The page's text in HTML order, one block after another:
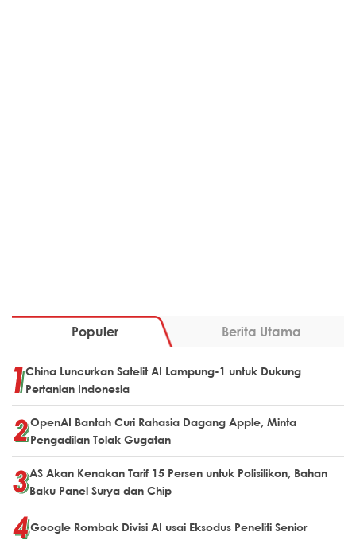
Populer Berita Utama
China Luncurkan Satelit AI Lampung-1 untuk Dukung
Pertanian Indonesia
OpenAI Bantah Curi Rahasia Dagang Apple, Minta
Pengadilan Tolak Gugatan
AS Akan Kenakan Tarif 15 Persen untuk Polisilikon, Bahan
Baku Panel Surya dan Chip
Google Rombak Divisi AI usai Eksodus Peneliti Senior